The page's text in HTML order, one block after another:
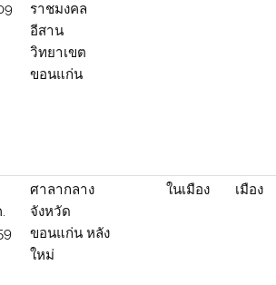
ราชมงคล
อีสาน
วิทยาเขต
ขอนแก่น
ศาลากลาง
จังหวัด
ขอนแก่น หลัง
ใหม่
ในเมือง เมือง